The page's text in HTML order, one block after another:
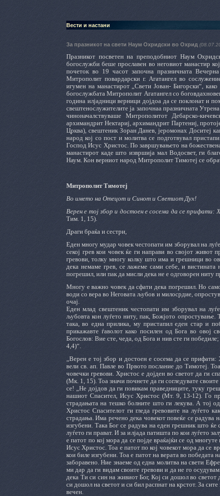
Вести и настани
За празникот на свети Наум Охридски во Охрид
Празникот посветен на преподобниот Наум
богослужби беше прославен во неговиот манастир
почеток во 19 часот започна празничната
Митрополит повардарски г. Агатангел во
игумен на манастирот „Свети Јован- Бигорски“,
богослужбата Митрополит Агатангел со
година илјадници верници дојдоа да се поклонат и
свештенослужителите ја започнаа празничната
чиноначалствуваше Митрополитот Дебарско-
архимандрит Нектариј, архимандрит Партениј,
Црква), свештеник Зоран Данев, јеромонах Доситеј
народ кој со пост и молитва се подготвувал
Господ Исус Христос. По завршувањето на
манастирот каде што извршија мал Водосвет, ги
Наум. Кон верниот народ Митрополит Тимотеј се
Митрополит Тимотеј
Во името на Отецот и Синот и Светиот Дух!
Верен е тој збор и достоен е сосема да се прифати:
Тим. 1, 15).
Драги браќа и сестри,
Еден многу мудар човек честопати им зборувал на
секој грев кои човек ќе ги направи во својот живот
гревови, толку многу колку што има и грешници во
дека немаме грев, се лажеме сами себе, и
погрешил, или пак да мисли дека не е одговорен ниту
Многу е важно човек да сфати дека погрешил. Но
води со вера во Неговата љубов и милосрдие,
очај.
Еден млад свештеник честопати им зборувал на
љубовта кон луѓето ниту, пак, Божјото опростување.
така, во една прилика, му пристапил еден стар и
прикажавте ѓаволот како посилен од Бога во овој
Богослов: Вие сте, чеда, од Бога и нив сте ги
4,4)“.
„Верен е тој збор и достоен е сосема да се
вели св. ап. Павле во Првото послание до Тимотеј.
човечки гревови. Христос е дојден во светот да ги
(Мк. 1, 15). Тоа значи почнете да ги согледувате
се! „Не дојдов да ги повикам праведниците, туку
нашиот Спасител, Исус Христос (Мт. 9, 13-12). Го
страдањата на тешко болните што ги лекува. А тој
Христос Спасителот ги гледа гревовите на луѓето
страдања. Има речено дека човекот повеќе се радува
изгубени. Така Бог се радува на еден грешник што ќе
луѓето ги прават. И за илјада патишта по кои луѓето
е патот по кој мора да се појде враќајќи се од
Исус Христос. Тоа е патот по кој човекот мора да се
кои биле изгубени. Тоа е патот на верата во
заборавено. Ние знаеме од една молитва на свети
ми дар да ги видам своите гревови и да не го
дека Ти си син на живиот Бог, Кој си дошол во
си дошол на светот и си бил распнат на крстот. За
вечен.